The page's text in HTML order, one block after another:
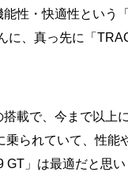
性・快適性という
、真っ先に「
載で、今まで以上
られていて、性能
GT」は最適だと思